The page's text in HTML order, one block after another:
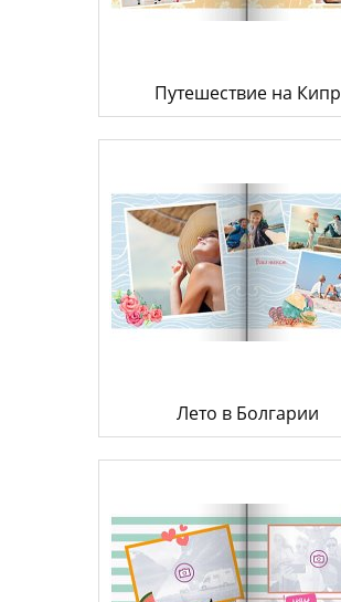
Путешествие на Кипр
Лето в Болгарии